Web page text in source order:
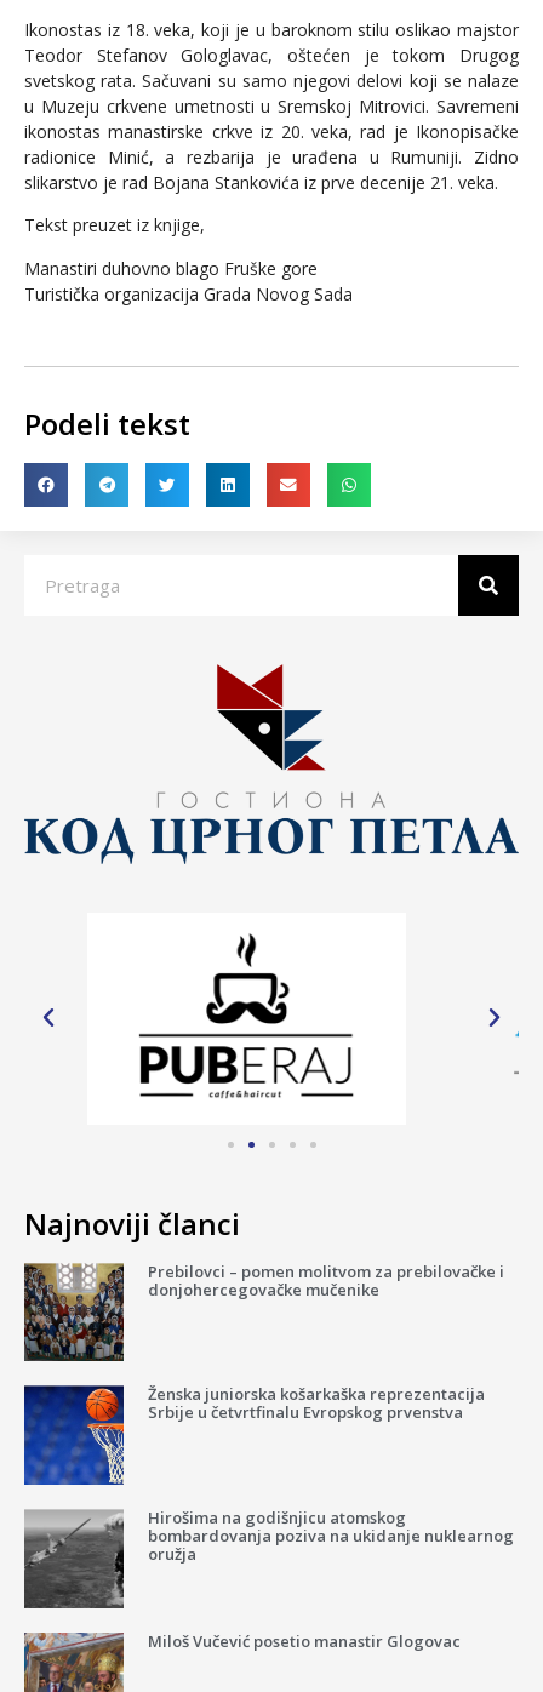
Ikonostas iz 18. veka, koji je u baroknom stilu oslikao majstor
Teodor Stefanov Gologlavac, oštećen je tokom Drugog
svetskog rata. Sačuvani su samo njegovi delovi koji se nalaze
u Muzeju crkvene umetnosti u Sremskoj Mitrovici. Savremeni
ikonostas manastirske crkve iz 20. veka, rad je Ikonopisačke
radionice Minić, a rezbarija je urađena u Rumuniji. Zidno
slikarstvo je rad Bojana Stankovića iz prve decenije 21. veka.
Tekst preuzet iz knjige,
Manastiri duhovno blago Fruške gore
Turistička organizacija Grada Novog Sada
Podeli tekst
Najnoviji članci
Prebilovci – pomen molitvom za prebilovačke i
donjohercegovačke mučenike
Ženska juniorska košarkaška reprezentacija
Srbije u četvrtfinalu Evropskog prvenstva
Hirošima na godišnjicu atomskog
bombardovanja poziva na ukidanje nuklearnog
oružja
Miloš Vučević posetio manastir Glogovac